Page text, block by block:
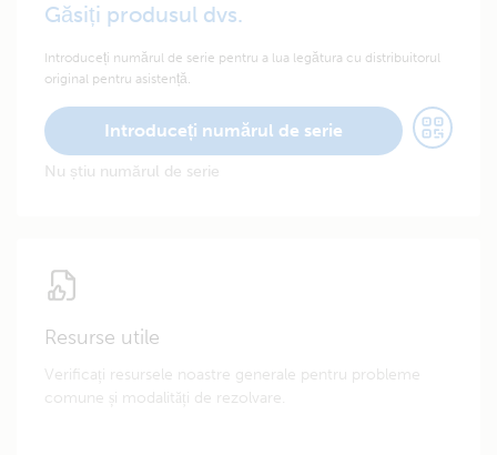
Găsiți produsul dvs.
Introduceți numărul de serie pentru a lua legătura cu distribuitorul
original pentru asistență.
Introduceți numărul de serie
Nu știu numărul de serie
Resurse utile
Verificați resursele noastre generale pentru probleme
comune și modalități de rezolvare.